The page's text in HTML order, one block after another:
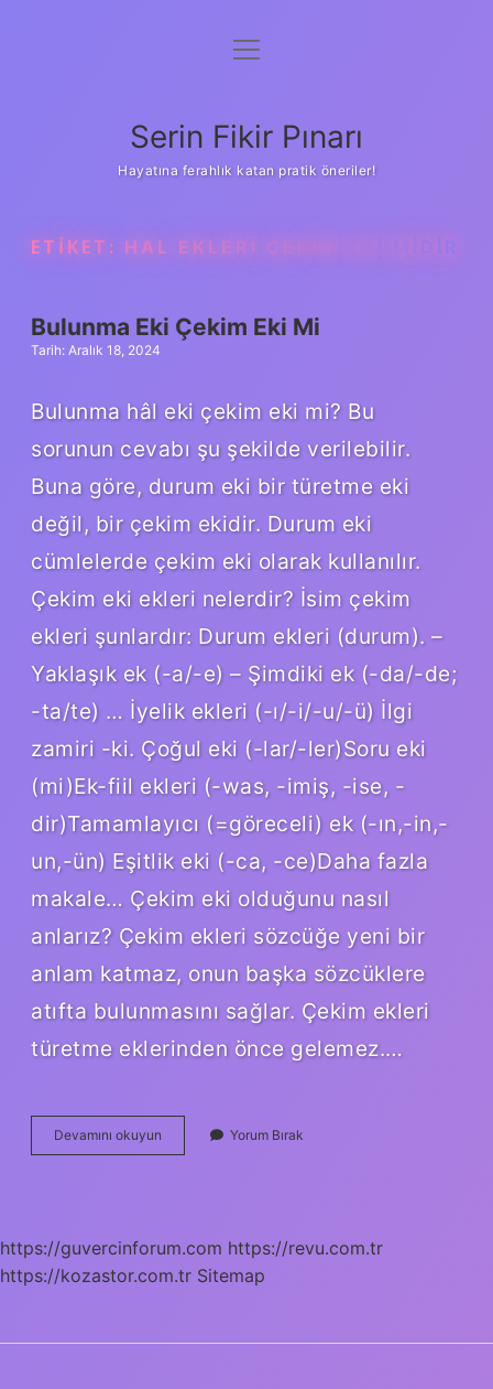
Gizlilik Politikası
Yasal Uyarı
menüyü
Serin Fikir Pınarı
Hayatına ferahlık katan pratik öneriler!
ETIKET: HAL EKLERI ÇEKIM EKI MIDIR
Bulunma Eki Çekim Eki Mi
Tarih: Aralık 18, 2024
Bulunma hâl eki çekim eki mi? Bu
sorunun cevabı şu şekilde verilebilir.
Buna göre, durum eki bir türetme eki
değil, bir çekim ekidir. Durum eki
cümlelerde çekim eki olarak kullanılır.
Çekim eki ekleri nelerdir? İsim çekim
ekleri şunlardır: Durum ekleri (durum). –
Yaklaşık ek (-a/-e) – Şimdiki ek (-da/-de;
-ta/te) … İyelik ekleri (-ı/-i/-u/-ü) İlgi
zamiri -ki. Çoğul eki (-lar/-ler)Soru eki
(mi)Ek-fiil ekleri (-was, -imiş, -ise, -
dir)Tamamlayıcı (=göreceli) ek (-ın,-in,-
un,-ün) Eşitlik eki (-ca, -ce)Daha fazla
makale… Çekim eki olduğunu nasıl
anlarız? Çekim ekleri sözcüğe yeni bir
anlam katmaz, onun başka sözcüklere
atıfta bulunmasını sağlar. Çekim ekleri
türetme eklerinden önce gelemez.…
Devamını okuyun Bulunma
Eki
Yorum Bırak
https://guvercinforum.com https://revu.com.tr
https://kozastor.com.tr Sitemap